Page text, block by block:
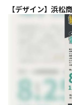
【デザイン】浜松